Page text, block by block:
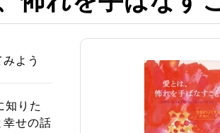
よう
知りた
幸せの話